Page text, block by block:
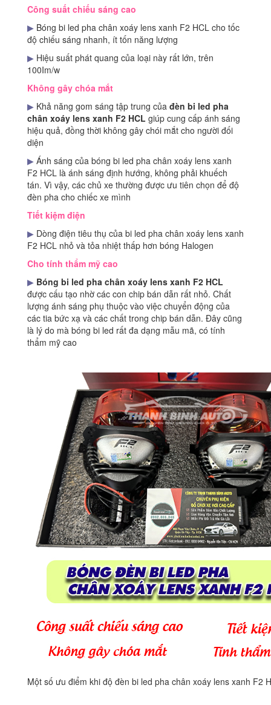
Công suất chiếu sáng cao
▶ Bóng bi led pha chân xoáy lens xanh F2 HCL cho tốc
độ chiếu sáng nhanh, ít tốn năng lượng
▶ Hiệu suất phát quang của loại này rất lớn, trên
100Im/w
Không gây chóa mắt
▶ Khả năng gom sáng tập trung của đèn bi led pha
chân xoáy lens xanh F2 HCL giúp cung cấp ánh sáng
hiệu quả, đồng thời không gây chói mắt cho người đối
diện
▶ Ánh sáng của bóng bi led pha chân xoáy lens xanh
F2 HCL là ánh sáng định hướng, không phải khuếch
tán. Vì vậy, các chủ xe thường được ưu tiên chọn để độ
đèn pha cho chiếc xe mình
Tiết kiệm điện
▶ Dòng điện tiêu thụ của bi led pha chân xoáy lens xanh
F2 HCL nhỏ và tỏa nhiệt thấp hơn bóng Halogen
Cho tính thẩm mỹ cao
▶ Bóng bi led pha chân xoáy lens xanh F2 HCL
được cấu tạo nhờ các con chip bán dẫn rất nhỏ. Chất
lượng ánh sáng phụ thuộc vào việc chuyển động của
các tia bức xạ và các chất trong chip bán dẫn. Đây cũng
là lý do mà bóng bi led rất đa dạng mẫu mã, có tính
thẩm mỹ cao
Một số ưu điểm khi độ đèn bi led pha chân xoáy lens xanh F2